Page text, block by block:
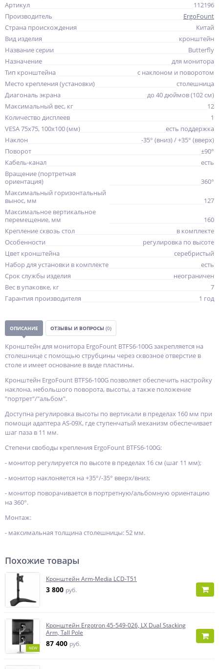
Артикул
112196
Производитель
ErgoFount
Страна происхождения
Китай
Вид изделия
кронштейн
Название серии
Butterfly
Назначение
для монитора
Тип кронштейна
с наклоном и поворотом
Место крепления (установки)
столешница
Диагональ экрана
до 40 дюймов (102 см)
Максимальный вес, кг
12
Количество дисплеев
1
VESA 75x75, 100x100 (мм)
есть поддержка
Наклон
-35° (вниз) / +35° (вверх)
Поворот
±90°
Кабель-канал
есть
Вращение (портретная
ориентация)
360°
Максимальный горизонтальный
вынос, мм
127
Максимальное вертикальное
перемещение, мм
160
Крепление сквозь стол
в комплекте
Особенности
регулировка по высоте
Цвет кронштейна
серебристый
Набор для установки в комплекте
есть
Срок службы изделия
неограничен
Вес в упаковке, кг
7
Гарантия производителя
1 год
ОПИСАНИЕ ОТЗЫВЫ И ВОПРОСЫ (0)
Кронштейн для монитора ErgoFount BTFS6-100G закрепляется на
столешнице с помощью струбцины через сквозное отверстие в
столе и имеет основание в виде пластины.
Кронштейн ErgoFount BTFS6-100G позволяет обеспечить настройку
наклона, небольшого поворота, высоты, а также положение
"портрет"/"альбом".
Доступна регулировка высоты по вертикали в пределах 160 мм при
помощи адаптера AS-09X, где ступенчатый механизм обеспечивает
шаг паза в 11 мм.
Степени свободы крепления ErgoFount BTFS6-100G:
- монитор регулируется по высоте в пределах 16 см (шаг 11 мм);
- монитор наклоняется на +35°/-35° вверх/вниз;
- монитор поворачивается в портретную/альбомную ориентацию
на 360°.
Монтаж:
- максимальная толщина столешницы: 52 мм.
Похожие товары
Кронштейн Arm-Media LCD-T51
3 800 руб.
NEW
Кронштейн Ergotron 45-549-026, LX Dual Stacking
Arm, Tall Pole
87 400 руб.